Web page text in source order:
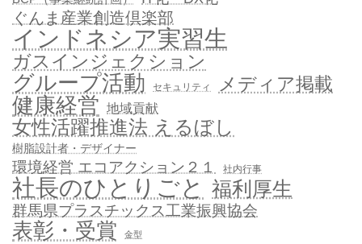
ぐんま産業創造倶楽部
インドネシア実習生
ガスインジェクション
グループ活動 セキュリティ メディア掲載
健康経営 地域貢献
女性活躍推進法 えるぼし
樹脂設計者・デザイナー
環境経営 エコアクション２１ 社内行事
社長のひとりごと 福利厚生
群馬県プラスチックス工業振興協会
表彰・受賞 金型